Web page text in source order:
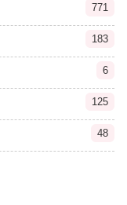
771
183
6
125
48